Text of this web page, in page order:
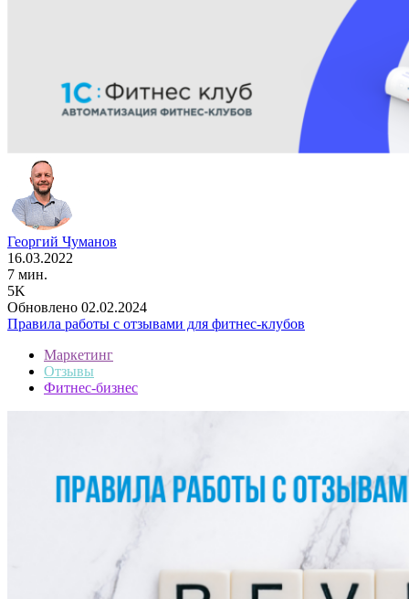
Георгий Чуманов
16.03.2022
7 мин.
5K
Обновлено 02.02.2024
Правила работы с отзывами для фитнес-клубов
Маркетинг
Отзывы
Фитнес-бизнес